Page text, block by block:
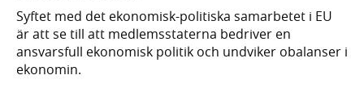
Syftet med det ekonomisk-politiska samarbetet i EU
är att se till att medlemsstaterna bedriver en
ansvarsfull ekonomisk politik och undviker obalanser i
ekonomin.